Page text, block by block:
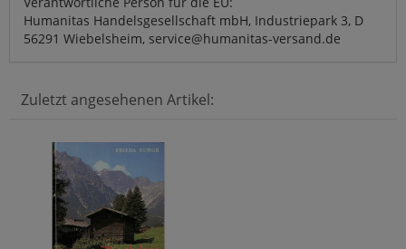
Humanitas Handelsgesellschaft mbH, Industriepark 3, D
56291 Wiebelsheim, service@humanitas-versand.de
Zuletzt angesehenen Artikel: